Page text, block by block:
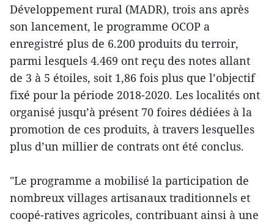
Développement rural (MADR), trois ans après
son lancement, le programme OCOP a
enregistré plus de 6.200 produits du terroir,
parmi lesquels 4.469 ont reçu des notes allant
de 3 à 5 étoiles, soit 1,86 fois plus que l’objectif
fixé pour la période 2018-2020. Les localités ont
organisé jusqu’à présent 70 foires dédiées à la
promotion de ces produits, à travers lesquelles
plus d’un millier de contrats ont été conclus.
"Le programme a mobilisé la participation de
nombreux villages artisanaux traditionnels et
coopé-ratives agricoles, contribuant ainsi à une